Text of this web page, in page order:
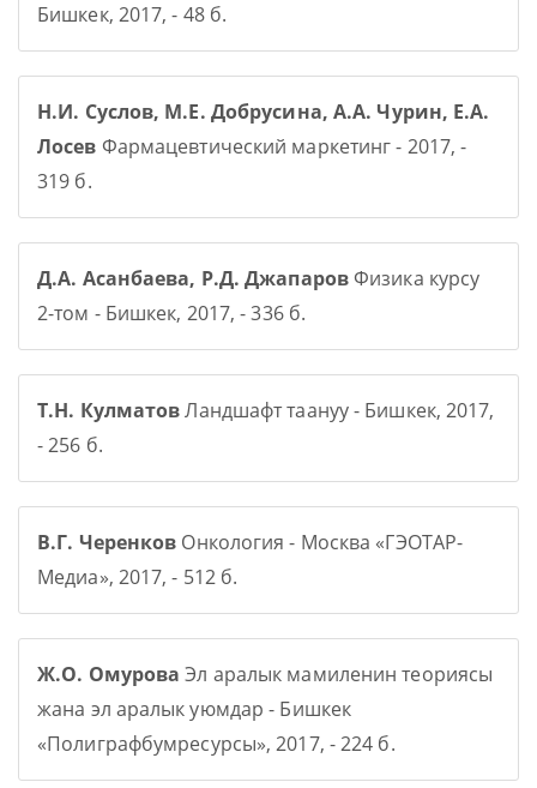
Бишкек, 2017, - 48 б.
Н.И. Суслов, М.Е. Добрусина, А.А. Чурин, Е.А.
Лосев Фармацевтический маркетинг - 2017, -
319 б.
Д.А. Асанбаева, Р.Д. ДжапаровФизика курсу
2-том - Бишкек, 2017, - 336 б.
Т.Н. КулматовЛандшафт таануу - Бишкек, 2017,
- 256 б.
В.Г. Черенков Онкология - Москва «ГЭОТАР-
Медиа», 2017, - 512 б.
Ж.О. Омурова Эл аралык мамиленин теориясы
жана эл аралык уюмдар - Бишкек
«Полиграфбумресурсы», 2017, - 224 б.